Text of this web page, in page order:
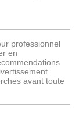
professionnel
en
avant toute